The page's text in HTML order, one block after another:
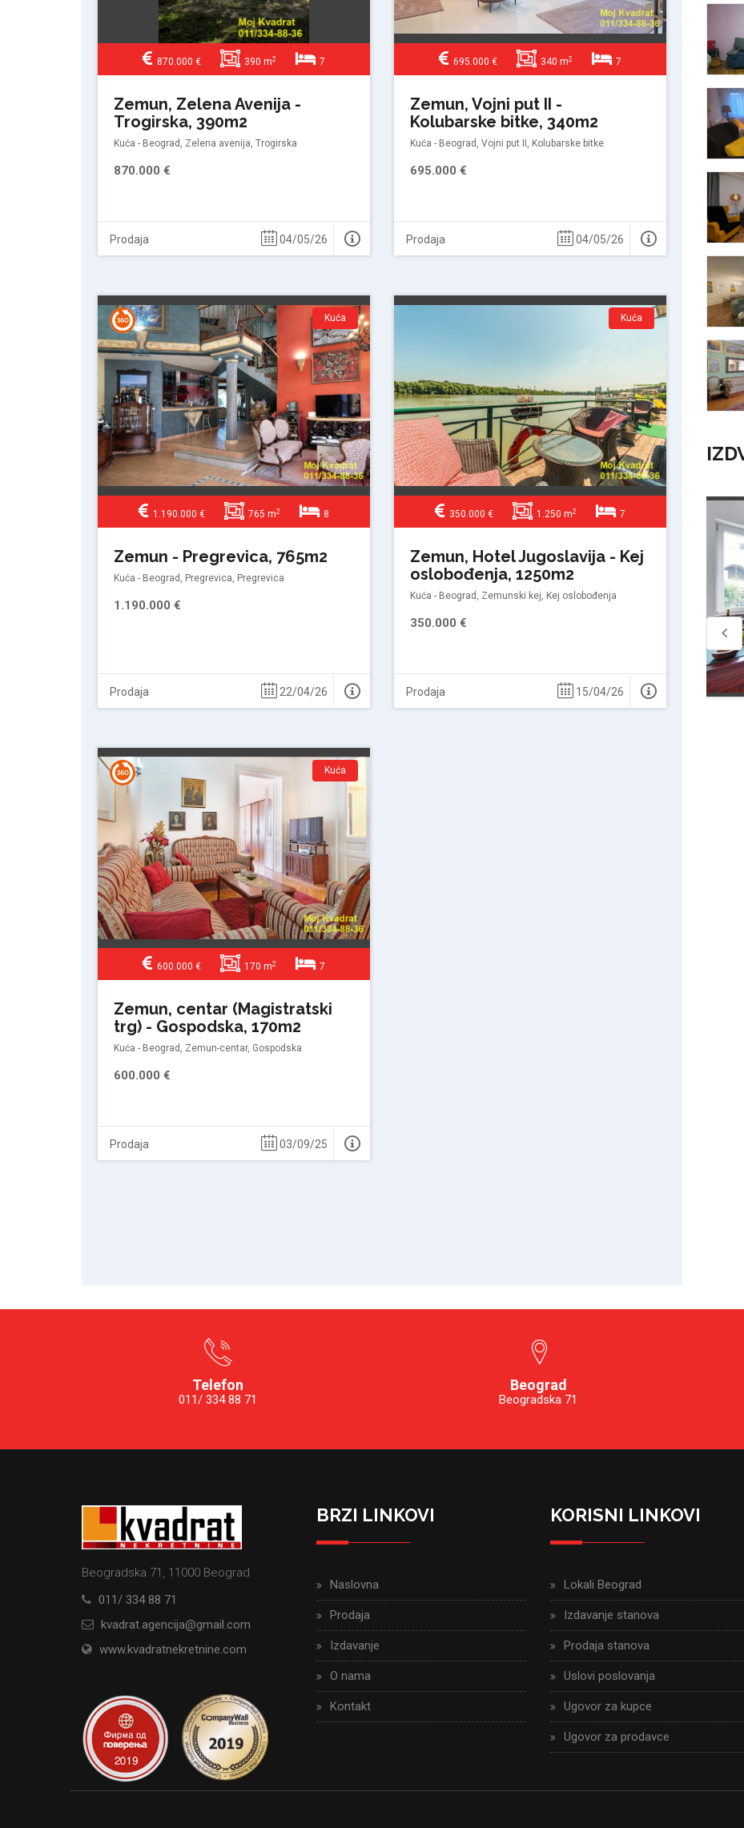
870.000 € 390 m2 7
Zemun, Zelena Avenija -
Trogirska, 390m2
Kuća - Beograd, Zelena avenija, Trogirska
870.000 €
Prodaja 04/05/26
695.000 € 340 m2 7
Zemun, Vojni put II -
Kolubarske bitke, 340m2
Kuća - Beograd, Vojni put II, Kolubarske bitke
695.000 €
Prodaja 04/05/26
Kuća
1.190.000 € 765 m2 8
Zemun - Pregrevica, 765m2
Kuća - Beograd, Pregrevica, Pregrevica
1.190.000 €
Prodaja 22/04/26
Kuća
350.000 € 1.250 m2 7
Zemun, Hotel Jugoslavija - Kej
oslobođenja, 1250m2
Kuća - Beograd, Zemunski kej, Kej oslobođenja
350.000 €
Prodaja 15/04/26
Kuća
600.000 € 170 m2 7
Zemun, centar (Magistratski
trg) - Gospodska, 170m2
Kuća - Beograd, Zemun-centar, Gospodska
600.000 €
Prodaja 03/09/25
Telefon
011/ 334 88 71
Beograd
Beogradska 71
Beogradska 71, 11000 Beograd
011/ 334 88 71
kvadrat.agencija@gmail.com
www.kvadratnekretnine.com
BRZI LINKOVI
Naslovna
Prodaja
Izdavanje
O nama
Kontakt
KORISNI LINKOVI
Lokali Beograd
Izdavanje stanova
Prodaja stanova
Uslovi poslovanja
Ugovor za kupce
Ugovor za prodavce